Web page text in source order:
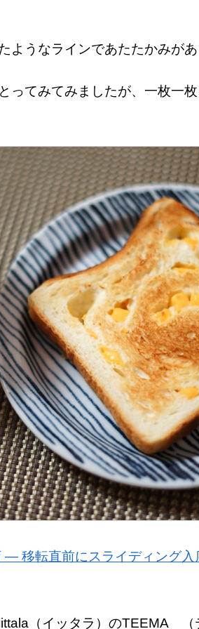
ようなラインであたたかみがあ
ってみてみましたが、一枚一
― 移転直前にスライディング
（イッタラ）のTEEMA （